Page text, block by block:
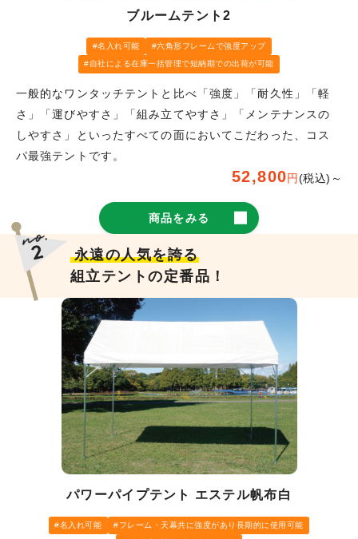
ブルームテント2
名入れ可能 六角形フレームで強度アップ
自社による在庫一括管理で短納期での出荷が可能
一般的なワンタッチテントと比べ「強度」「耐久性」「軽
さ」「運びやすさ」「組み立てやすさ」「メンテナンスの
しやすさ」といったすべての面においてこだわった、コス
パ最強テントです。
52,800円(税込)～
商品をみる
永遠の人気を誇る
組立テントの定番品！
パワーパイプテント エステル帆布白
名入れ可能 フレーム・天幕共に強度があり長期的に使用可能